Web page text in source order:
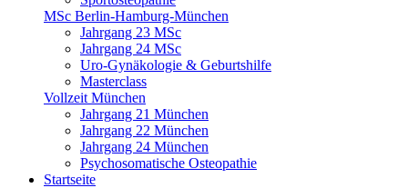
MSc Berlin-Hamburg-München
Jahrgang 23 MSc
Jahrgang 24 MSc
Uro-Gynäkologie & Geburtshilfe
Masterclass
Vollzeit München
Jahrgang 21 München
Jahrgang 22 München
Jahrgang 24 München
Psychosomatische Osteopathie
Startseite